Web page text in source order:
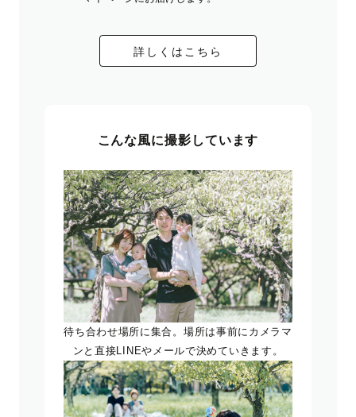
詳しくはこちら
こんな風に撮影しています
待ち合わせ場所に集合。場所は事前にカメラマ
ンと直接LINEやメールで決めていきます。